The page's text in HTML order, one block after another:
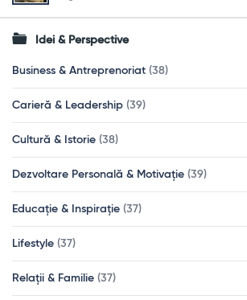
Idei & Perspective
Business & Antreprenoriat (38)
Carieră & Leadership (39)
Cultură & Istorie (38)
Dezvoltare Personală & Motivație (39)
Educație & Inspirație (37)
Lifestyle (37)
Relații & Familie (37)